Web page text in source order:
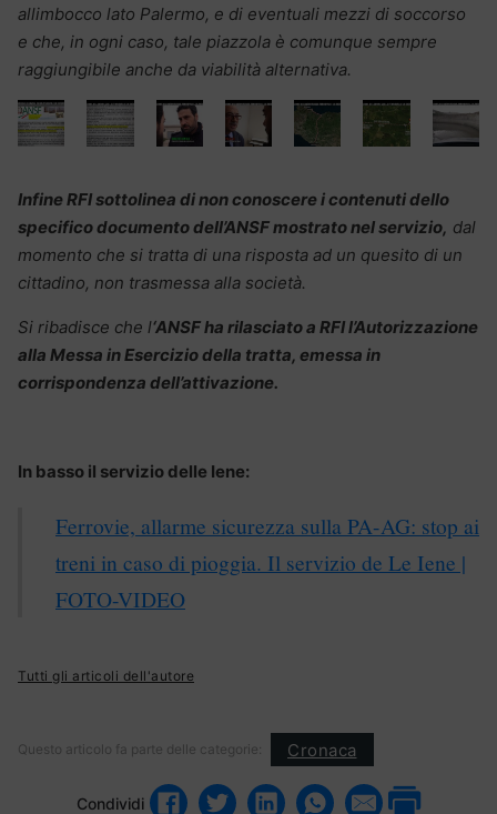
allimbocco lato Palermo, e di eventuali mezzi di soccorso
e che, in ogni caso, tale piazzola è comunque sempre
raggiungibile anche da viabilità alternativa.
Infine RFI sottolinea di non conoscere i contenuti dello
specifico documento dell’ANSF mostrato nel servizio, dal
momento che si tratta di una risposta ad un quesito di un
cittadino, non trasmessa alla società.
Si ribadisce che l‘ANSF ha rilasciato a RFI l’Autorizzazione
alla Messa in Esercizio della tratta, emessa in
corrispondenza dell’attivazione.
In basso il servizio delle Iene:
Ferrovie, allarme sicurezza sulla PA-AG: stop ai
treni in caso di pioggia. Il servizio de Le Iene |
FOTO-VIDEO
Tutti gli articoli dell'autore
Questo articolo fa parte delle categorie: Cronaca
Condividi